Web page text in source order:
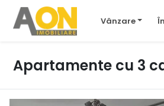
Vânzare
Apartamente cu 3